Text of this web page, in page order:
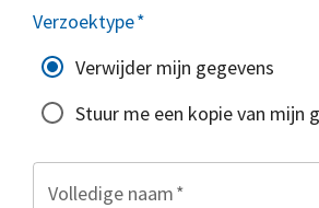
Verzoektype*
Verwijder mijn gegevens
Stuur me een kopie van mijn
Volledige naam*